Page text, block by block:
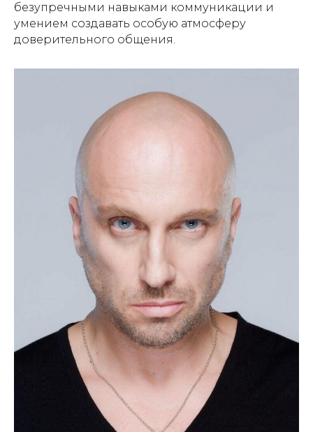
безупречными навыками коммуникации и
умением создавать особую атмосферу
доверительного общения.